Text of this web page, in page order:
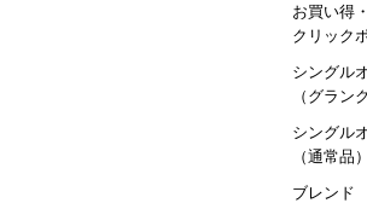
お買い得
クリック
シングル
（グラン
シングル
（通常品）
ブレンド